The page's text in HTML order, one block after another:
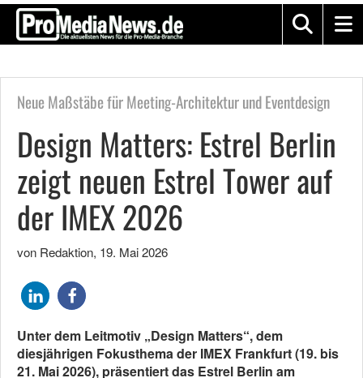
Neue Maßstäbe für Meeting-Architektur und Eventdesign
Design Matters: Estrel Berlin
zeigt neuen Estrel Tower auf
der IMEX 2026
von Redaktion, 19. Mai 2026
Unter dem Leitmotiv „Design Matters“, dem
diesjährigen Fokusthema der IMEX Frankfurt (19. bis
21. Mai 2026), präsentiert das Estrel Berlin am